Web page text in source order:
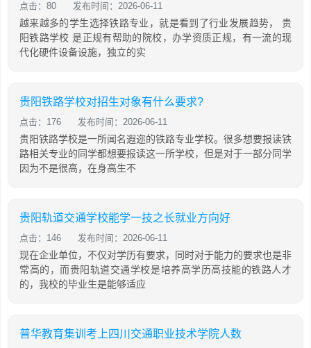
点击：80 发布时间：2026-06-11
越来越多的学生选择铁路专业，就是看到了行业发展趋势， 贵
阳铁路学校 是正规有帮助的院校，办学资质正规，有一流的现
代化硬件设备设施，独立的实
贵阳铁路学校对招生对象有什么要求?
点击：176 发布时间：2026-06-11
贵阳铁路学校是一所闻名遐迩的铁路专业学校。很多想要报读铁
路相关专业的同学都想要报读这一所学校，但是对于一部分同学
因为不是很高，在身高生不
贵阳轨道交通学校能学一技之长就业方向好
点击：146 发布时间：2026-06-11
现在企业单位，不仅对学历有要求，同时对于能力的要求也是非
常高的，而贵阳轨道交通学校是培养高学历高技能的铁路人才
的，我校的毕业生是能够适应
普华教育集训考上四川交通职业技术学院人数